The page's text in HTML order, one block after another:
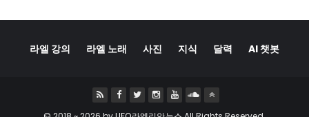
라엘 강의 라엘 노래 사진 지식 달력 AI 챗봇